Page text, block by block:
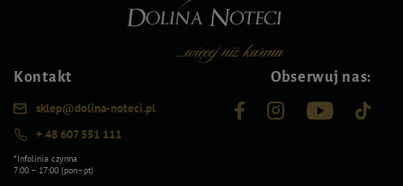
Kontakt
sklep@dolina-noteci.pl
+ 48 607 551 111
*Infolinia czynna
7:00 – 17:00 (pon–pt)
Obserwuj nas: